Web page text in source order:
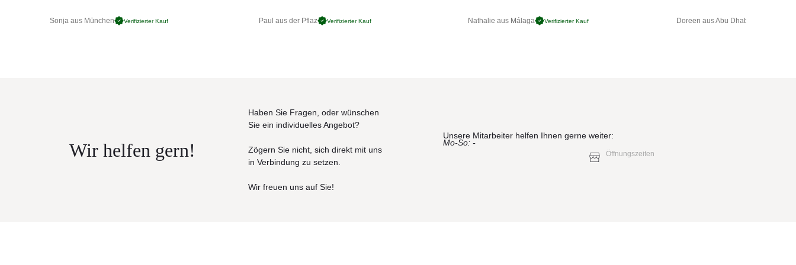
Sonja aus München Verifizierter Kauf Paul aus der Pflaz Verifizierter Kauf Nathalie aus Málaga Verifizierter Kauf Doreen aus Abu Dhabi
Wir helfen gern!
Haben Sie Fragen, oder wünschen
Sie ein individuelles Angebot?
Zögern Sie nicht, sich direkt mit uns
in Verbindung zu setzen.
Wir freuen uns auf Sie!
Unsere Mitarbeiter helfen Ihnen gerne weiter:
Mo-So: -
Öffnungszeiten